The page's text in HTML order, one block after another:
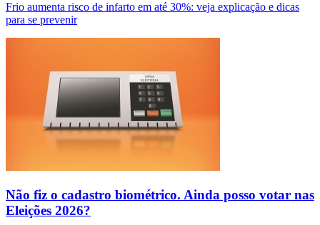
Frio aumenta risco de infarto em até 30%: veja explicação e dicas
para se prevenir
Não fiz o cadastro biométrico. Ainda posso votar nas
Eleições 2026?